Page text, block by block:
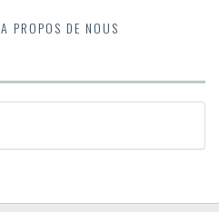
A PROPOS DE NOUS